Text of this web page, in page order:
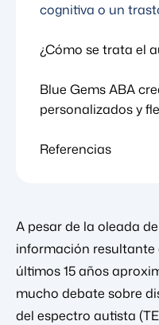
cognitiva o un
¿Cómo se trata el
Blue Gems ABA
personalizados y
Referencias
A pesar de la oleada
información resultante
últimos 15 años
mucho debate sobre
del espectro autista